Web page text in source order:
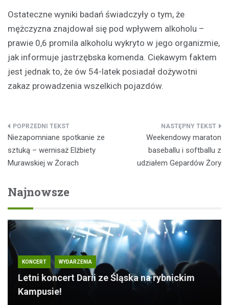
Ostateczne wyniki badań świadczyły o tym, że
mężczyzna znajdował się pod wpływem alkoholu –
prawie 0,6 promila alkoholu wykryto w jego organizmie,
jak informuje jastrzębska komenda. Ciekawym faktem
jest jednak to, że ów 54-latek posiadał dożywotni
zakaz prowadzenia wszelkich pojazdów.
Nawigacja
wpisu
Niezapomniane spotkanie ze
sztuką – wernisaż Elżbiety
Murawskiej w Żorach
Weekendowy maraton
baseballu i softballu z
udziałem Gepardów Żory
Najnowsze
KONCERT WYDARZENIA
Letni koncert Darii ze Śląska na rybnickim
Kampusie!